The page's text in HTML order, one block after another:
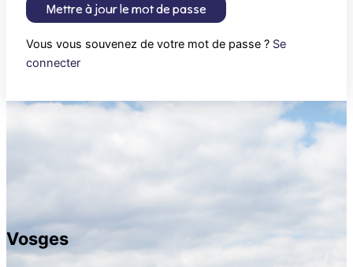
Mettre à jour le mot de passe
Vous vous souvenez de votre mot de passe ? Se
connecter
Vosges